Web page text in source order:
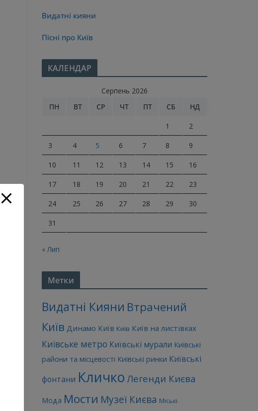
Видатні кияни
Пісні про Київ
КАЛЕНДАР
Серпень 2026
ПН
ВТ СР ЧТ ПТ СБ НД
1 2
3 4 5 6 7 8 9
10 11 12 13 14 15 16
17 18 19 20 21 22 23
24 25 26 27 28 29 30
31
« Лип
Метки
Видатні Кияни Втрачений
Київ Динамо Київ Київ Київ на листівках
Київське метро Київські мурали Київські
райони та місцевості Київські ринки Київські
фонтани Кличко Легенди Києва
Мода Мости Музеї Києва Міські